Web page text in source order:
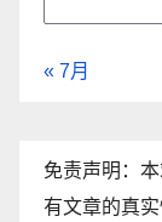
« 7月
免责声明：
有文章的真